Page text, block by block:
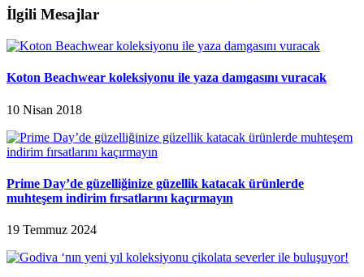
İlgili Mesajlar
Koton Beachwear koleksiyonu ile yaza damgasını vuracak
10 Nisan 2018
Prime Day’de güzelliğinize güzellik katacak ürünlerde
muhteşem indirim fırsatlarını kaçırmayın
19 Temmuz 2024